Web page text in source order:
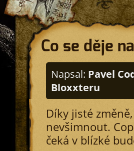
Co se děje
Napsal: Pavel
Bloxxteru
Díky jisté
nevšimnout.
čeká v blízké